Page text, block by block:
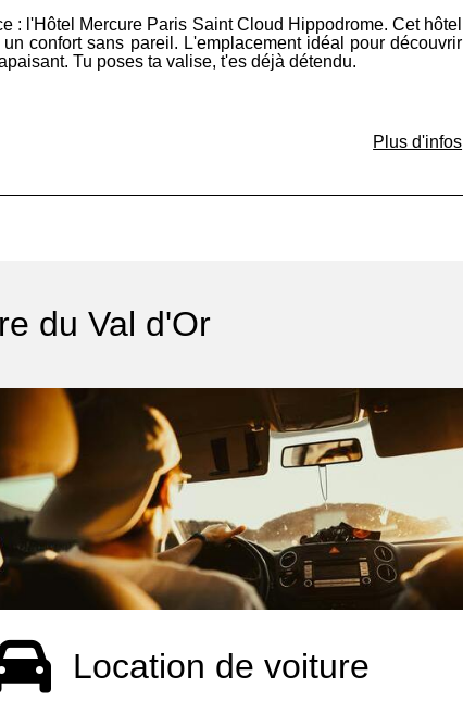
: l'Hôtel Mercure Paris Saint Cloud Hippodrome. Cet hôtel
confort sans pareil. L'emplacement idéal pour découvrir
Tu poses ta valise, t'es déjà détendu.
Plus d'infos
du Val d'Or
Location de voiture